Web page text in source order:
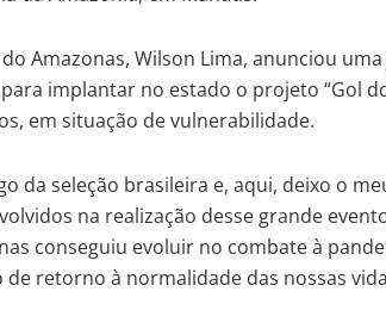
Amazonas, Wilson Lima, anunciou
para implantar no estado o projeto “Gol
em situação de vulnerabilidade.
da seleção brasileira e, aqui, deixo o
na realização desse grande
conseguiu evoluir no combate à
retorno à normalidade das nossas